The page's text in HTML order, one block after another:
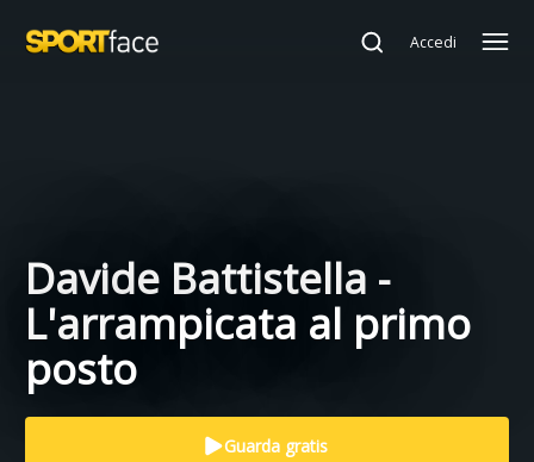
Accedi
Davide Battistella -
L'arrampicata al primo
posto
Guarda gratis